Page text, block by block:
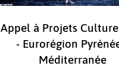
Appel à Projets
- Eurorégion
Méditerranée